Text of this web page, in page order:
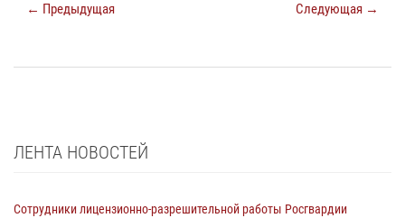
← Предыдущая Следующая →
ЛЕНТА НОВОСТЕЙ
Сотрудники лицензионно-разрешительной работы Росгвардии